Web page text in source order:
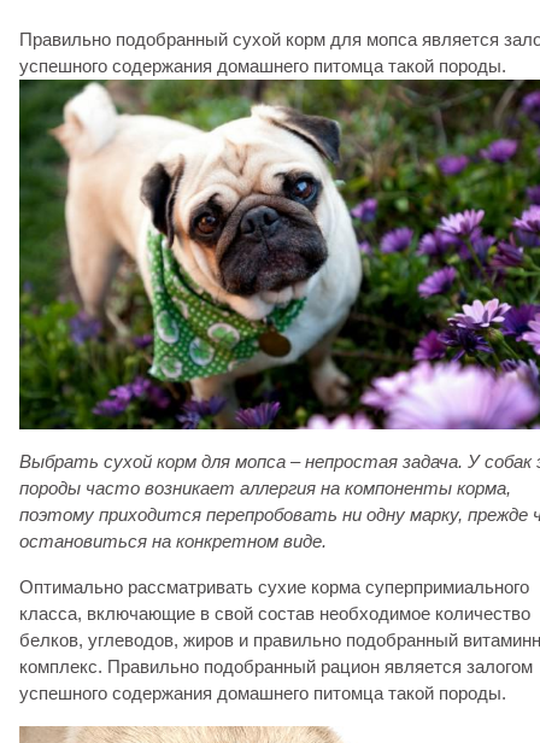
Правильно подобранный сухой корм для мопса является
успешного содержания домашнего питомца такой породы.
Выбрать сухой корм для мопса – непростая задача. У собак
породы часто возникает аллергия на компоненты корма,
поэтому приходится перепробовать ни одну марку, прежде
остановиться на конкретном виде.
Оптимально рассматривать сухие корма суперпримиального
класса, включающие в свой состав необходимое количество
белков, углеводов, жиров и правильно подобранный
комплекс. Правильно подобранный рацион является залогом
успешного содержания домашнего питомца такой породы.